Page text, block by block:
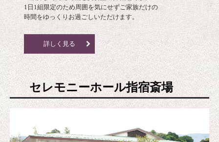
1日1組限定のため周囲を気にせずご家族だけの
時間をゆっくりお過ごしいただけます。
詳しく見る
セレモニーホール指宿斎場